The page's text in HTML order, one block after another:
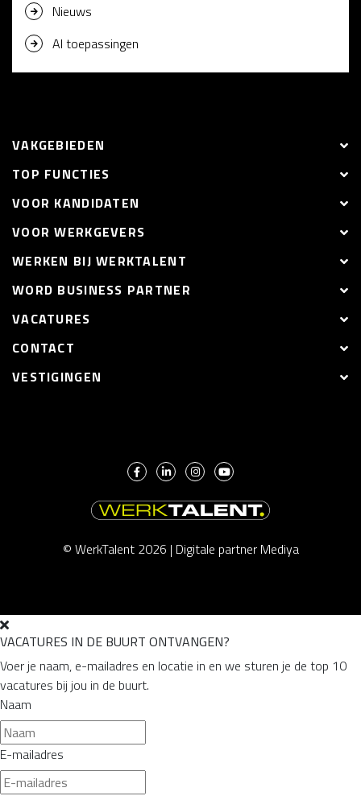
Nieuws
AI toepassingen
VAKGEBIEDEN
TOP FUNCTIES
VOOR KANDIDATEN
VOOR WERKGEVERS
WERKEN BIJ WERKTALENT
WORD BUSINESS PARTNER
VACATURES
CONTACT
VESTIGINGEN
© WerkTalent 2026 | Digitale partner Mediya
VACATURES IN DE BUURT ONTVANGEN?
Voer je naam, e-mailadres en locatie in en we sturen je de top 10
vacatures bij jou in de buurt.
Naam
E-mailadres